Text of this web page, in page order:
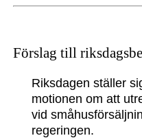
Förslag till
Riksdagen ställer
motionen om att
vid
regeringen.